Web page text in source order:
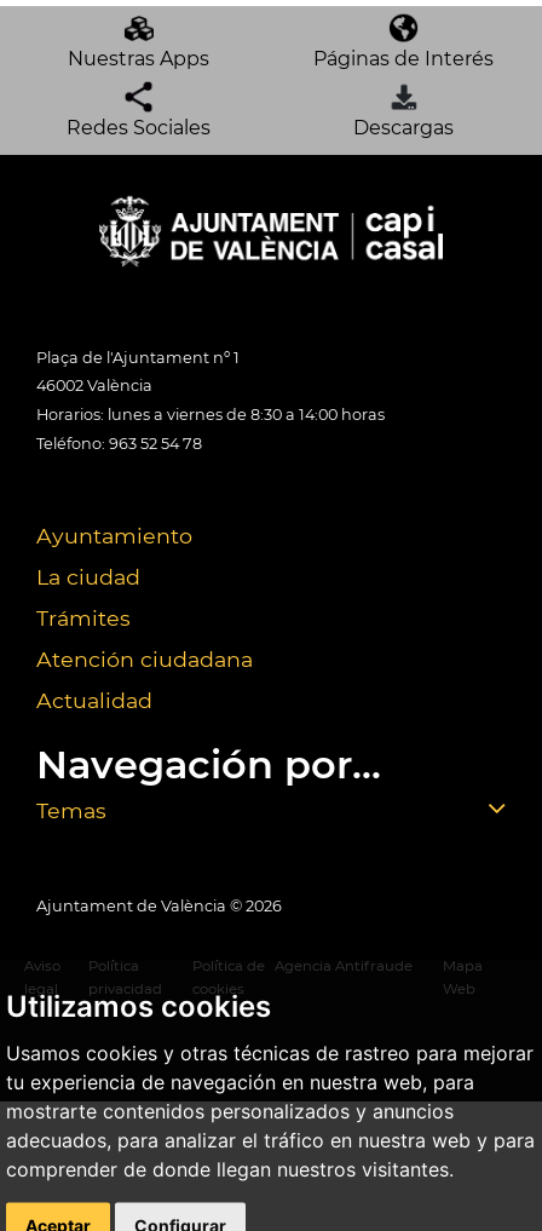
Utilizamos cookies
Usamos cookies y otras técnicas de rastreo para mejorar
tu experiencia de navegación en nuestra web, para
mostrarte contenidos personalizados y anuncios
adecuados, para analizar el tráfico en nuestra web y para
comprender de donde llegan nuestros visitantes.
Aceptar Configurar
Nuestras Apps Páginas de Interés
Redes Sociales Descargas
Plaça de l'Ajuntament nº 1
46002 València
Horarios: lunes a viernes de 8:30 a 14:00 horas
Teléfono: 963 52 54 78
Ayuntamiento
La ciudad
Trámites
Atención ciudadana
Actualidad
Navegación por...
Temas
Ajuntament de València © 2026
Aviso
legal
Política
privacidad
Política de
cookies
Agencia Antifraude
Mapa
Web